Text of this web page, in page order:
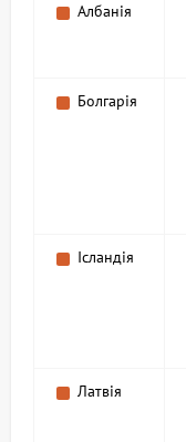
Албанія
Болгарія
Ісландія
Латвія